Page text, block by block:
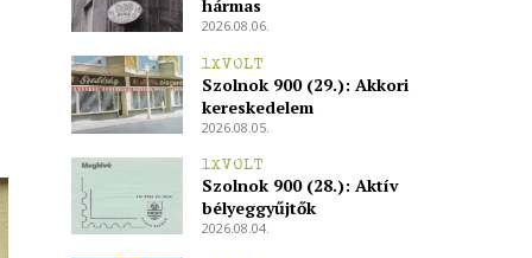
hármas
2026.08.06.
1XVOLT
Szolnok 900 (29.): Akkori
kereskedelem
2026.08.05.
1XVOLT
Szolnok 900 (28.): Aktív
bélyeggyűjtők
2026.08.04.